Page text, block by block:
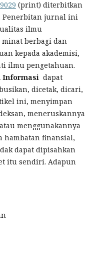
(print) diterbitkan
Penerbitan jurnal ini
ilmu
berbagi dan
kepada akademisi,
ilmu pengetahuan.
Informasidapat
dicetak, dicari,
ini, menyimpan
meneruskannya
menggunakannya
hambatan finansial,
dapat dipisahkan
itu sendiri. Adapun